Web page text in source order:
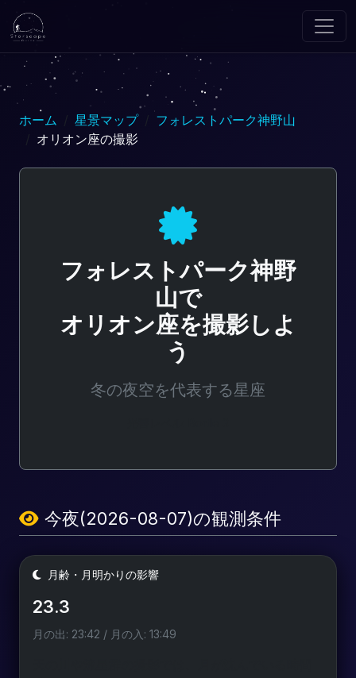
ホーム 星景マップ
フォレストパーク神野山
オリオン座の撮影
フォレストパーク神野
山で
オリオン座を撮影しよ
う
冬の夜空を代表する星座
今夜(2026-08-07)の観測条件
月齢・月明かりの影響
23.3
月の出: 23:42 / 月の入: 13:49